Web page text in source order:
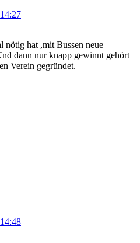
nötig hat ,mit Bussen neue
dann nur knapp gewinnt gehört
Verein gegründet.